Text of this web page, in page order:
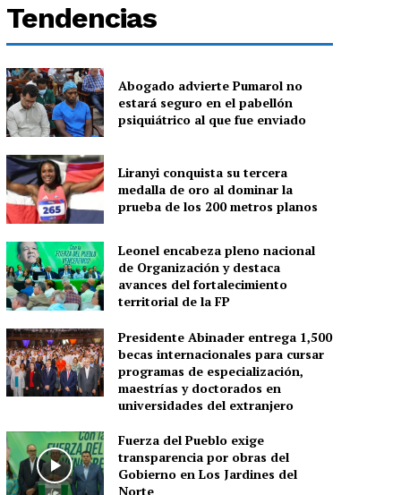
Tendencias
Abogado advierte Pumarol no
estará seguro en el pabellón
psiquiátrico al que fue enviado
Liranyi conquista su tercera
medalla de oro al dominar la
prueba de los 200 metros planos
Leonel encabeza pleno nacional
de Organización y destaca
avances del fortalecimiento
territorial de la FP
Presidente Abinader entrega 1,500
becas internacionales para cursar
programas de especialización,
maestrías y doctorados en
universidades del extranjero
Fuerza del Pueblo exige
transparencia por obras del
Gobierno en Los Jardines del
Norte